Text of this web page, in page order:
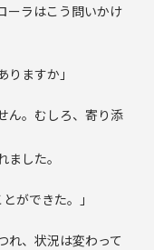
ーラはこう問いかけ
りますか」
ん。むしろ、寄り添
した。
ができた。」
れ、状況は変わって